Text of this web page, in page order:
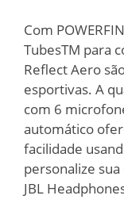
Com
TubesTM para
Reflect Aero
esportivas. A
com 6
automático
facilidade
personalize
JBL